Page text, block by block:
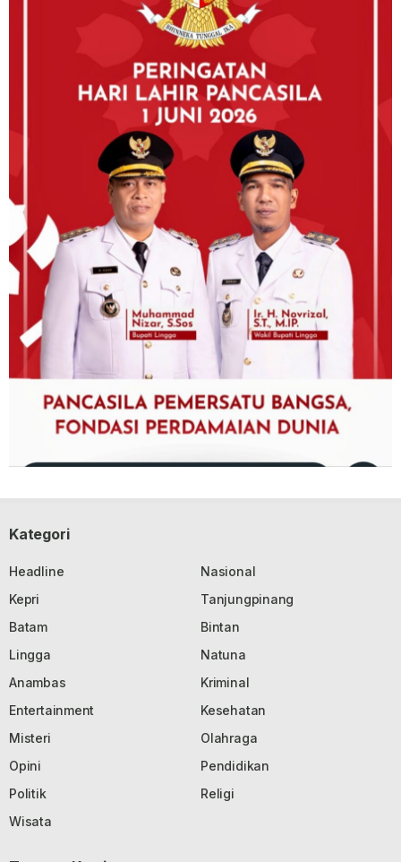
Kategori
Headline
Nasional
Kepri
Tanjungpinang
Batam
Bintan
Lingga
Natuna
Anambas
Kriminal
Entertainment
Kesehatan
Misteri
Olahraga
Opini
Pendidikan
Politik
Religi
Wisata